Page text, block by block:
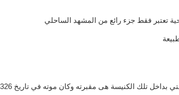
تعتبر فقط جزء رائع من المشهد الساحلي
تلك الكنيسة هى مقبرته وكان موته في تاريخ 326 ميلاديا